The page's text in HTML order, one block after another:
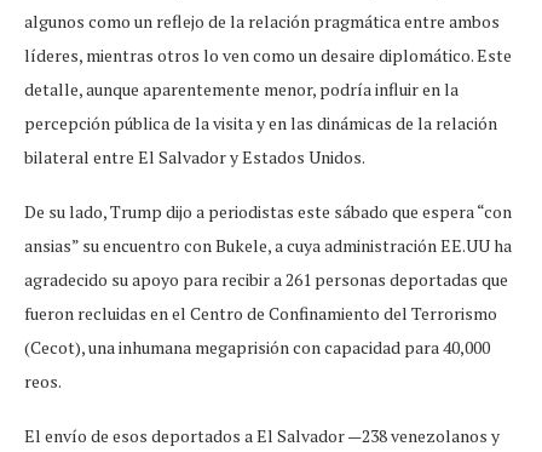
algunos como un reflejo de la relación pragmática entre ambos
líderes, mientras otros lo ven como un desaire diplomático. Este
detalle, aunque aparentemente menor, podría influir en la
percepción pública de la visita y en las dinámicas de la relación
bilateral entre El Salvador y Estados Unidos.
De su lado, Trump dijo a periodistas este sábado que espera “con
ansias” su encuentro con Bukele, a cuya administración EE.UU ha
agradecido su apoyo para recibir a 261 personas deportadas que
fueron recluidas en el Centro de Confinamiento del Terrorismo
(Cecot), una inhumana megaprisión con capacidad para 40,000
reos.
El envío de esos deportados a El Salvador —238 venezolanos y